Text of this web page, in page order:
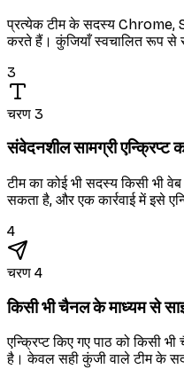
प्रत्येक टीम के सदस्य Chrome,
करते हैं। कुंजियाँ स्वचालित रूप से
3
चरण 3
संवेदनशील सामग्री एन्क्रिप्ट
टीम का कोई भी सदस्य किसी भी
सकता है, और एक कार्रवाई में इसे
4
चरण 4
किसी भी चैनल के माध्यम से
एन्क्रिप्ट किए गए पाठ को किसी
है। केवल सही कुंजी वाले टीम के